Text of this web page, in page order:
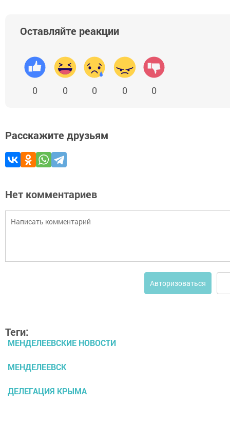
Оставляйте реакции
0 0 0 0 0
Расскажите друзьям
Нет комментариев
Авторизоваться
Теги:
МЕНДЕЛЕЕВСКИЕ НОВОСТИ
МЕНДЕЛЕЕВСК
ДЕЛЕГАЦИЯ КРЫМА